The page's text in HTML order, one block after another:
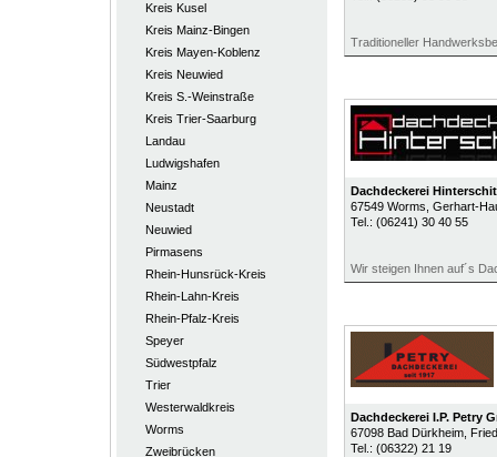
Kreis Kusel
Kreis Mainz-Bingen
Kreis Mayen-Koblenz
Kreis Neuwied
Kreis S.-Weinstraße
Kreis Trier-Saarburg
Landau
Ludwigshafen
Mainz
Neustadt
Neuwied
Pirmasens
Rhein-Hunsrück-Kreis
Rhein-Lahn-Kreis
Rhein-Pfalz-Kreis
Speyer
Südwestpfalz
Trier
Westerwaldkreis
Worms
Zweibrücken
Traditioneller
Dachdeckerei
67549 Worms , Gerhart-
Tel.: (06241) 30 40 55
Wir steigen Ihnen auf´s
Dachdeckerei I.P. Petry
67098 Bad Dürkheim,
Tel.: (06322) 21 19